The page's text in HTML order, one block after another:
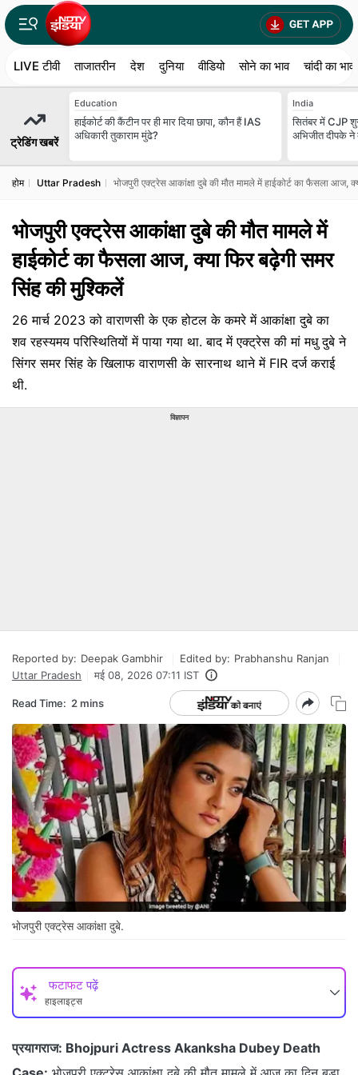
LIVE टीवी ताजातरीन देश दुनिया वीडियो सोने का भाव चांदी का भाव
ट्रेडिंग खबरें
Education
हाईकोर्ट की कैंटीन पर ही मार दिया छापा, कौन हैं IAS
अधिकारी तुकाराम मुंढे?
India
सितंबर में CJP
अभिजीत दीपके ने
होम Uttar Pradesh भोजपुरी एक्ट्रेस आकांक्षा दुबे की मौत मामले में हाईकोर्ट का फैसला आज,
भोजपुरी एक्ट्रेस आकांक्षा दुबे की मौत मामले में
हाईकोर्ट का फैसला आज, क्या फिर बढ़ेगी समर
सिंह की मुश्किलें
26 मार्च 2023 को वाराणसी के एक होटल के कमरे में आकांक्षा दुबे का
शव रहस्यमय परिस्थितियों में पाया गया था. बाद में एक्ट्रेस की मां मधु दुबे ने
सिंगर समर सिंह के खिलाफ वाराणसी के सारनाथ थाने में FIR दर्ज कराई
थी.
विज्ञापन
Reported by: Deepak Gambhir Edited by: Prabhanshu Ranjan
Uttar Pradesh
मई 08, 2026 07:11 IST
Read Time: 2 mins
भोजपुरी एक्‍ट्रेस आकांक्षा दुबे.
फटाफट पढ़ें
हाइलाइट्स
प्रयागराज: Bhojpuri Actress Akanksha Dubey Death